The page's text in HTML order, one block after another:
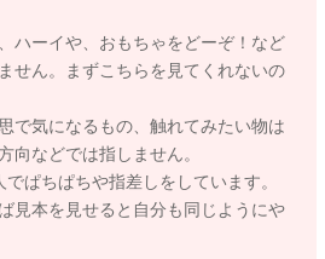
ハーイや、おもちゃをどーぞ！など
せん。まずこちらを見てくれないの
で気になるもの、触れてみたい物は
向などでは指しません。
ぱちぱちや指差しをしています。
見本を見せると自分も同じようにや